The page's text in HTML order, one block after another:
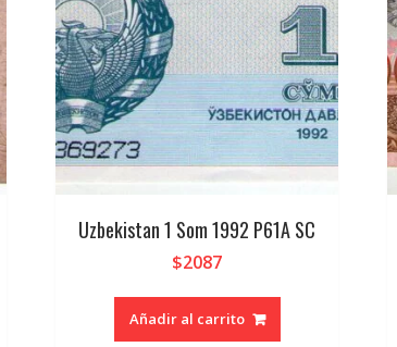
Uzbekistan 1 Som 1992 P61A SC
$2087
Añadir al carrito